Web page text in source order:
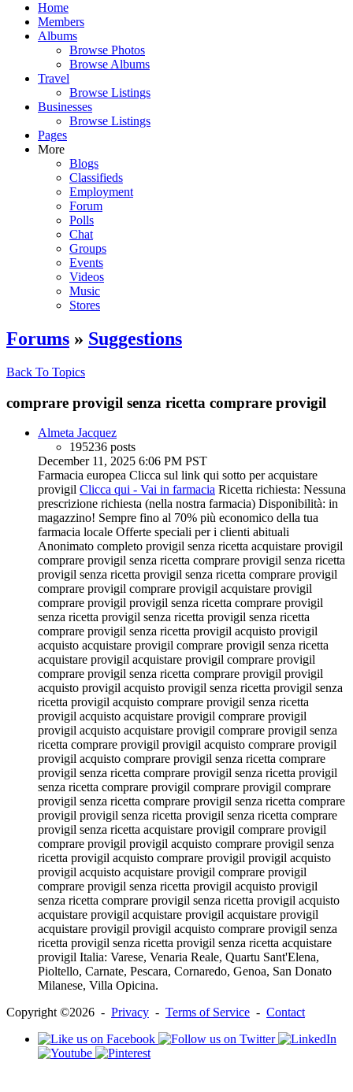
Home
Members
Albums
Browse Photos
Browse Albums
Travel
Browse Listings
Businesses
Browse Listings
Pages
More
Blogs
Classifieds
Employment
Forum
Polls
Chat
Groups
Events
Videos
Music
Stores
Forums » Suggestions
Back To Topics
comprare provigil senza ricetta comprare provigil
Almeta Jacquez
195236 posts
December 11, 2025 6:06 PM PST
Farmacia europea Clicca sul link qui sotto per acquistare
provigil Clicca qui - Vai in farmacia Ricetta richiesta: Nessuna
prescrizione richiesta (nella nostra farmacia) Disponibilità: in
magazzino! Sempre fino al 70% più economico della tua
farmacia locale Offerte speciali per i clienti abituali
Anonimato completo provigil senza ricetta acquistare provigil
comprare provigil senza ricetta comprare provigil senza ricetta
provigil senza ricetta provigil senza ricetta comprare provigil
comprare provigil comprare provigil acquistare provigil
comprare provigil provigil senza ricetta comprare provigil
senza ricetta provigil senza ricetta provigil senza ricetta
comprare provigil senza ricetta provigil acquisto provigil
acquisto acquistare provigil comprare provigil senza ricetta
acquistare provigil acquistare provigil comprare provigil
comprare provigil senza ricetta comprare provigil provigil
acquisto provigil acquisto provigil senza ricetta provigil senza
ricetta provigil acquisto comprare provigil senza ricetta
provigil acquisto acquistare provigil comprare provigil
provigil acquisto acquistare provigil comprare provigil senza
ricetta comprare provigil provigil acquisto comprare provigil
provigil acquisto comprare provigil senza ricetta comprare
provigil senza ricetta comprare provigil senza ricetta provigil
senza ricetta comprare provigil comprare provigil comprare
provigil senza ricetta comprare provigil senza ricetta comprare
provigil provigil senza ricetta provigil senza ricetta comprare
provigil senza ricetta acquistare provigil comprare provigil
comprare provigil provigil acquisto comprare provigil senza
ricetta provigil acquisto comprare provigil provigil acquisto
provigil acquisto acquistare provigil comprare provigil
comprare provigil senza ricetta provigil acquisto provigil
senza ricetta comprare provigil senza ricetta provigil acquisto
acquistare provigil acquistare provigil acquistare provigil
acquistare provigil provigil acquisto comprare provigil senza
ricetta provigil senza ricetta provigil senza ricetta acquistare
provigil Italia: Varese, Venaria Reale, Quartu Sant'Elena,
Pioltello, Carnate, Pescara, Cornaredo, Genoa, San Donato
Milanese, Villa Opicina.
Copyright ©2026 - Privacy - Terms of Service - Contact